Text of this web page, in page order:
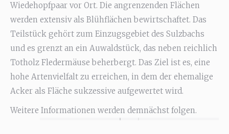
Wiedehopfpaar vor Ort. Die angrenzenden Flächen
werden extensiv als Blühflächen bewirtschaftet. Das
Teilstück gehört zum Einzugsgebiet des Sulzbachs
und es grenzt an ein Auwaldstück, das neben reichlich
Totholz Fledermäuse beherbergt. Das Ziel ist es, eine
hohe Artenvielfalt zu erreichen, in dem der ehemalige
Acker als Fläche sukzessive aufgewertet wird.
Weitere Informationen werden demnächst folgen.